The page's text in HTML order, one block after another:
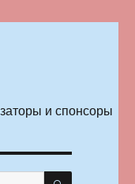
и спонсоры
ПОИСК